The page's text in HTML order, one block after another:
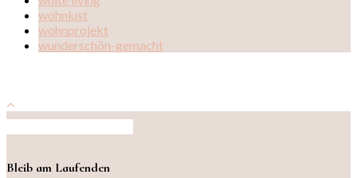
wohnlust
wohnprojekt
wunderschön-gemacht
Bleib am Laufenden